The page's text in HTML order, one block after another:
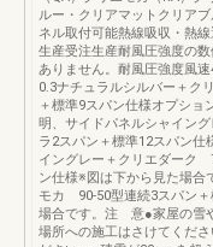
ルー・クリアマットクリア
ネル取付可能熱線吸収・熱
生産受注生産耐風圧強度の
ありません。耐風圧強度風
0.3ナチュラルシルバー＋
＋標準9スパン仕様オプショ
明、サイドパネルシャイン
ラ2スパン＋標準12スパン仕
イングレー＋クリエダーク
ン仕様※図は下から見た場合
モカ 90-50型連続3スパン＋
場合です。注 意●家屋の雪
場所への施工はさけてくだ